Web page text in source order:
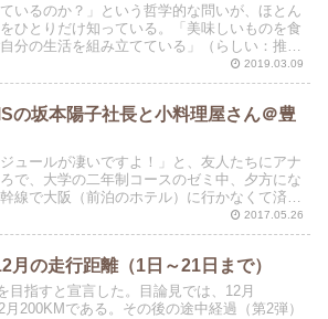
いるのか？」という哲学的な問いが、ほとん
ひとりだけ知っている。「美味しいものを食
分の生活を組み立てている」（らしい：推測
。数日前に、Mさんの”グルメぶり... 2019.03.09
の坂本陽子社長と小料理屋さん＠豊
ュールが凄いですよ！」と、友人たちにアナ
で、大学の二年制コースのゼミ中、夕方にな
線で大阪（前泊のホテル）に行かなくて済む
、ゼミ終了後には飲み会になった。2017.05.26
月の走行距離（1日～21日まで）
目指すと宣言した。目論見では、12月
200KMである。その後の途中経過（第2弾）